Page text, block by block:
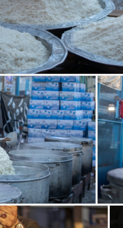
جمهور كربلاء خدمة الإمام الحسين (ع)